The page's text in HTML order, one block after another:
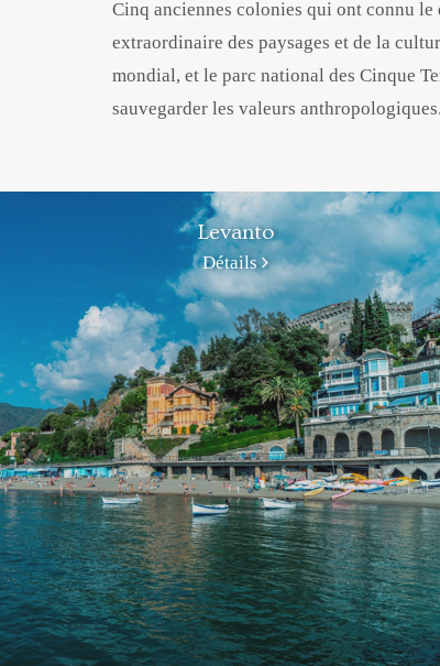
Cinq anciennes colonies qui ont connu le
extraordinaire des paysages et de la
mondial, et le parc national des Cinque
sauvegarder les valeurs anthropologiques.
Levanto
Détails